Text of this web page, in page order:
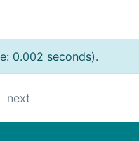
0.002 seconds).
next